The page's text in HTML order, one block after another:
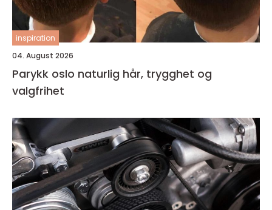
inspiration
04. August 2026
Parykk oslo naturlig hår, trygghet og
valgfrihet